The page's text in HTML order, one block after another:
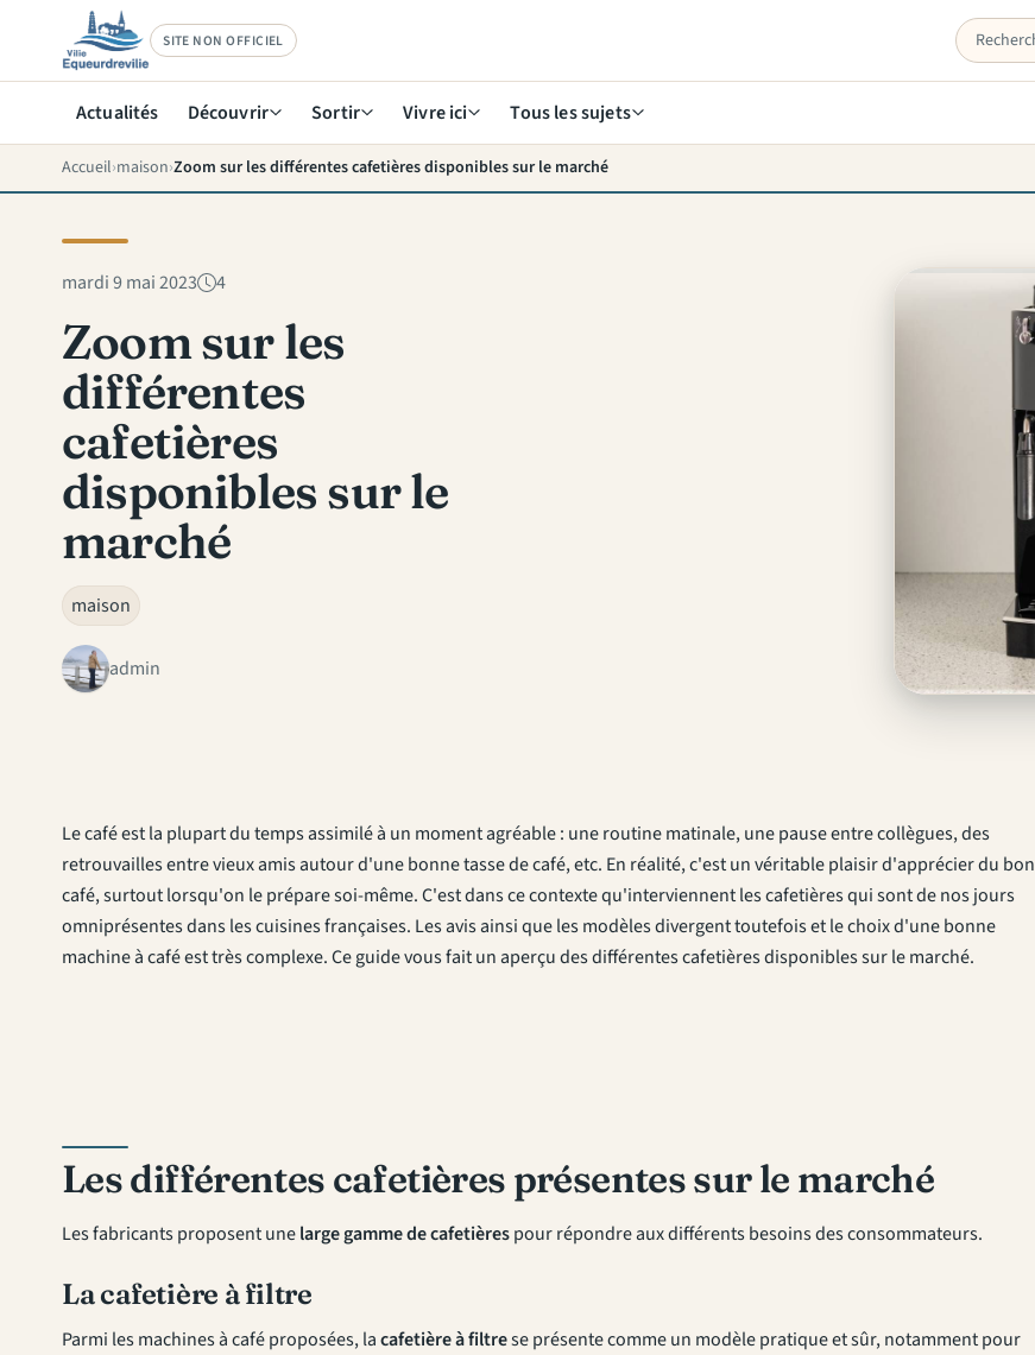
SITE NON OFFICIEL
Actualités Découvrir Sortir Vivre ici Tous les sujets
Accueil maison Zoom sur les différentes cafetières disponibles sur le marché
mardi 9 mai 2023 4
Zoom sur les
différentes
cafetières
disponibles sur le
marché
maison
admin
Le café est la plupart du temps assimilé à un moment agréable : une routine matinale, une pause entre collègues, des
retrouvailles entre vieux amis autour d'une bonne tasse de café, etc. En réalité, c'est un véritable plaisir d'apprécier du bon
café, surtout lorsqu'on le prépare soi-même. C'est dans ce contexte qu'interviennent les cafetières qui sont de nos jours
omniprésentes dans les cuisines françaises. Les avis ainsi que les modèles divergent toutefois et le choix d'une bonne
machine à café est très complexe. Ce guide vous fait un aperçu des différentes cafetières disponibles sur le marché.
Les différentes cafetières présentes sur le marché
Les fabricants proposent unelarge gamme de cafetièrespour répondre aux différents besoins des consommateurs.
La cafetière à filtre
Parmi les machines à café proposées, lacafetière à filtrese présente comme un modèle pratique et sûr, notamment pour